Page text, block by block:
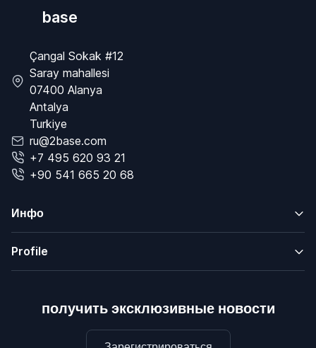
base
Çangal Sokak #12
Saray mahallesi
07400 Alanya
Antalya
Turkiye
ru@2base.com
+7 495 620 93 21
+90 541 665 20 68
Инфо
Profile
получить эксклюзивные новости